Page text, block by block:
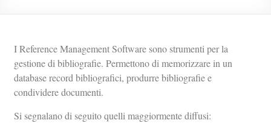
I Reference Management Software sono strumenti per la
gestione di bibliografie. Permettono di memorizzare in un
database record bibliografici, produrre bibliografie e
condividere documenti.
Si segnalano di seguito quelli maggiormente diffusi: